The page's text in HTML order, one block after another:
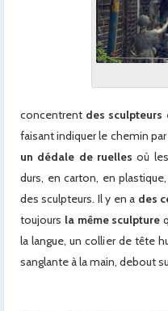
concentrent des sculpteurs
faisant indiquer le chemin
un dédale de ruelles où
durs, en carton, en
des sculpteurs. Il y en a des
toujours la même sculpture
la langue, un collier de tête
sanglante à la main, debout